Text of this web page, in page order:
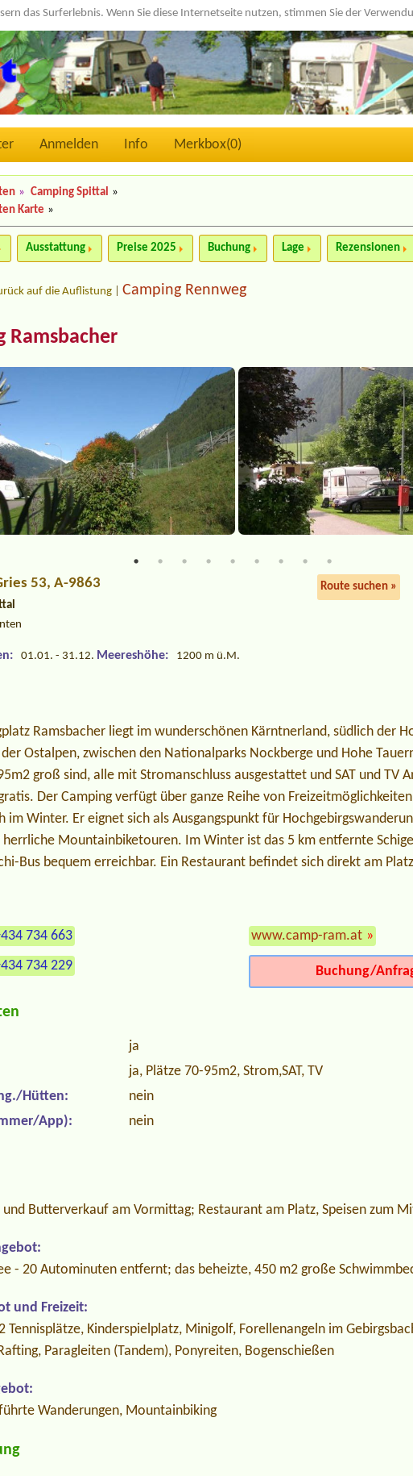
das Surferlebnis. Wenn Sie diese Internetseite nutzen, stimmen Sie der
Anmelden Info Merkbox(0)
» Camping Spittal »
Karte »
Ausstattung Preise 2025 Buchung Lage Rezensionen
auf die Auflistung |Camping Rennweg
Ramsbacher
53, A-9863 Route suchen »
01.01. - 31.12. Meereshöhe: 1200 m ü.M.
Ramsbacher liegt im wunderschönen Kärntnerland, südlich der
Ostalpen, zwischen den Nationalparks Nockberge und Hohe
groß sind, alle mit Stromanschluss ausgestattet und SAT und TV
Der Camping verfügt über ganze Reihe von
im Winter. Er eignet sich als Ausgangspunkt für
herrliche Mountainbiketouren. Im Winter ist das 5 km entfernte
Bus bequem erreichbar. Ein Restaurant befindet sich direkt am
734 663
734 229
www.camp-ram.at »
Buchung/
ja
ja, Plätze 70-95m2, Strom,SAT, TV
Hütten:
nein
App):
nein
Butterverkauf am Vormittag; Restaurant am Platz, Speisen zum
- 20 Autominuten entfernt; das beheizte, 450 m2 große
und Freizeit:
Tennisplätze, Kinderspielplatz, Minigolf, Forellenangeln im
Paragleiten (Tandem), Ponyreiten, Bogenschießen
Wanderungen, Mountainbiking